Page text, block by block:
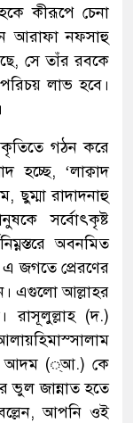
কীরূপে চেনা
আরাফা নফসাহু
সে তাঁর রবকে
লাভ হবে।
গঠন করে
হচ্ছে, ‘লাক্বাদ
ছুম্মা রাদাদনাহু
সর্বোৎকৃষ্ট
অবনমিত
জগতে প্রেরণের
এগুলো আল্লাহর
রাসূলুল্লাহ (দ.)
আদম (্আ.) কে
জান্নাত হতে
আপনি ওই